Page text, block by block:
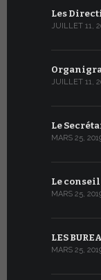
Les
JUILLET 11,
JUILLET 11,
Le
MARS 25,
Le
MARS 25,
LES
MARS 25,